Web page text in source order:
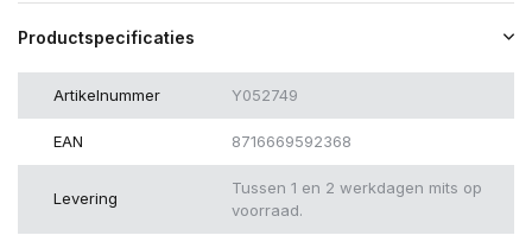
Productspecificaties
Artikelnummer Y052749
EAN 8716669592368
Levering
Tussen 1 en 2 werkdagen mits op
voorraad.